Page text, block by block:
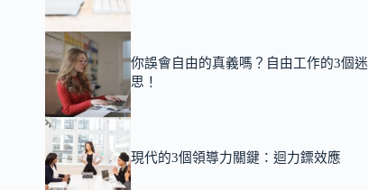
你誤會自由的真義嗎？自由工作的3個迷
思！
現代的3個領導力關鍵：迴力鏢效應